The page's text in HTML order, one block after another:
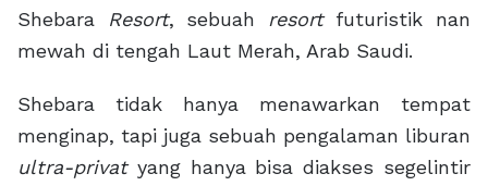
Shebara
Resort, sebuah resortfuturistik nan
mewah di tengah Laut Merah, Arab Saudi.
Shebara tidak hanya menawarkan tempat
menginap, tapi juga sebuah pengalaman liburan
ultra-privatyang hanya bisa diakses segelintir